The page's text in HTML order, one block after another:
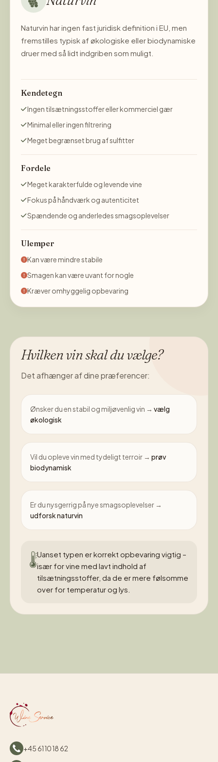
Naturvin har ingen fast juridisk definition i EU, men
fremstilles typisk af økologiske eller biodynamiske
druer med så lidt indgriben som muligt.
Kendetegn
Ingen tilsætningsstoffer eller kommerciel gær
Minimal eller ingen filtrering
Meget begrænset brug af sulfitter
Fordele
Meget karakterfulde og levende vine
Fokus på håndværk og autenticitet
Spændende og anderledes smagsoplevelser
Ulemper
Kan være mindre stabile
Smagen kan være uvant for nogle
Kræver omhyggelig opbevaring
Hvilken vin skal du vælge?
Det afhænger af dine præferencer:
Ønsker du en stabil og miljøvenlig vin → vælg
økologisk
Vil du opleve vin med tydeligt terroir → prøv
biodynamisk
Er du nysgerrig på nye smagsoplevelser →
udforsk naturvin
Uanset typen er korrekt opbevaring vigtig –
især for vine med lavt indhold af
tilsætningsstoffer, da de er mere følsomme
over for temperatur og lys.
+45 61 10 18 62